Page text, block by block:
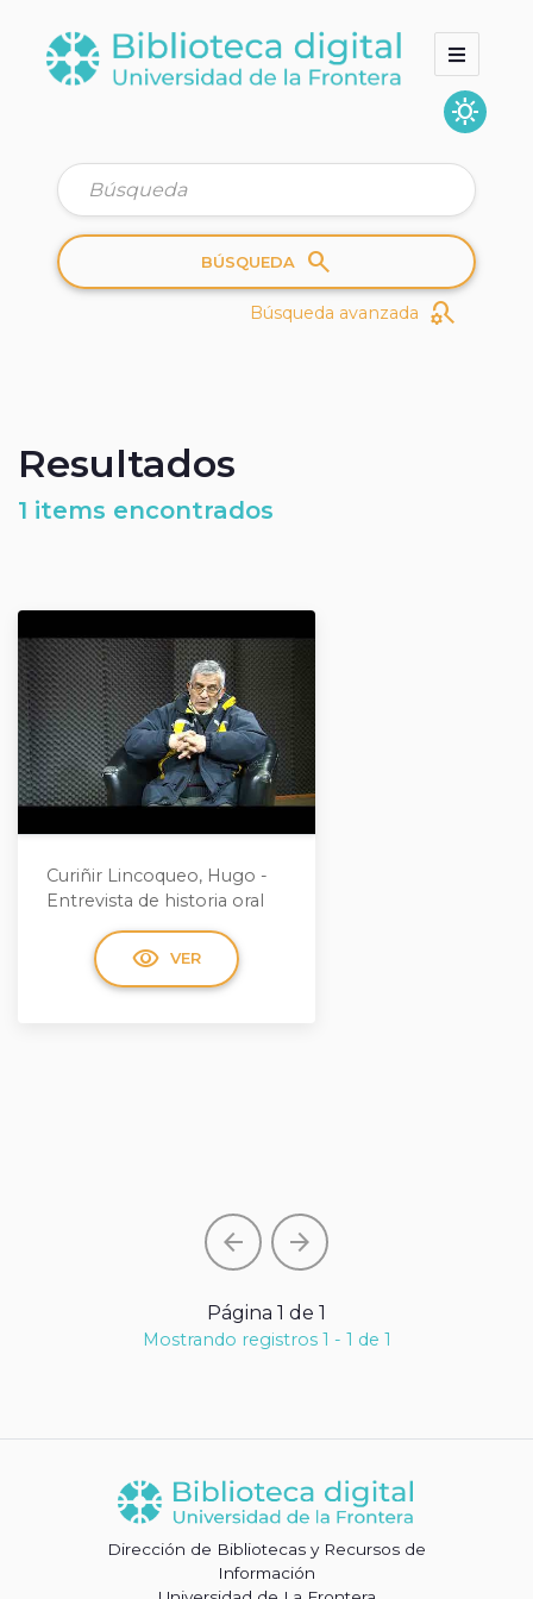
sunny
Colecciones
Quienes somos
BÚSQUEDA search
Búsqueda avanzada search_gear
Resultados
1 items encontrados
Curiñir Lincoqueo, Hugo -
Entrevista de historia oral
visibility VER
arrow_back arrow_forward
Página 1 de 1
Mostrando registros 1 - 1 de 1
Dirección de Bibliotecas y Recursos de
Información